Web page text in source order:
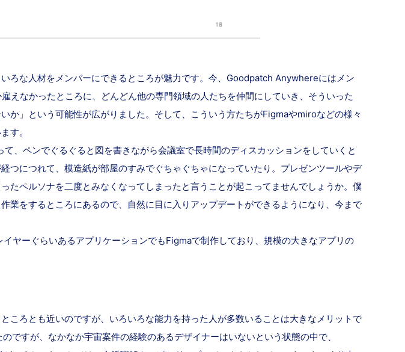
ろな人材をメンバーにできるところが魅力です。今、Goodpatch Anywhereにはメン
なかったところに、どんどん他の専門領域の人たちを仲間にしていき、そういった
か」という可能性が広がりました。そして、こういう方たちがFigmaやmiroなどの様々
す。
、ペンでぐるぐると図を書きながら会議室で長時間のディスカッションをしていくと
つにつれて、模造紙が部屋のすみでぐちゃぐちゃになっていたり。プレゼンツールやデ
ペルソナを二度とみなくなってしまったと言うことが起こってませんでしょうか。僕
業をするところにあるので、自然に目に入りアップデートができるようになり、今まで
ヤーぐらいあるアプリケーションでもFigmaで制作しており、規模の大きなアプリの
ころとも近いのですが、いろいろな能力を持った人が多数いることは大きなメリットで
すが、なかなか宇宙案件の経験のあるデザイナーはいないという状態の中で、